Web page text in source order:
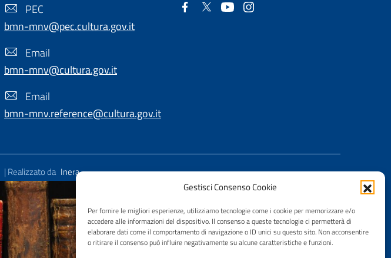
Gestisci Consenso Cookie
Per fornire le migliori esperienze, utilizziamo tecnologie come i cookie per memorizzare e/o
accedere alle informazioni del dispositivo. Il consenso a queste tecnologie ci permetterà di
elaborare dati come il comportamento di navigazione o ID unici su questo sito. Non acconsentire
o ritirare il consenso può influire negativamente su alcune caratteristiche e funzioni.
PEC
bmn-mnv@pec.cultura.gov.it
Email
bmn-mnv@cultura.gov.it
Email
bmn-mnv.reference@cultura.gov.it
| Realizzato da Inera